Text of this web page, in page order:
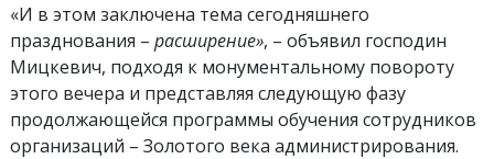
«И в этом заключена тема сегодняшнего
празднования – расширение», – объявил господин
Мицкевич, подходя к монументальному повороту
этого вечера и представляя следующую фазу
продолжающейся программы обучения сотрудников
организаций – Золотого века администрирования.